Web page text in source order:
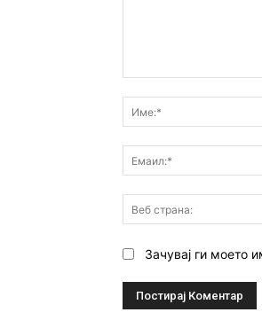
Зачувај ги моето